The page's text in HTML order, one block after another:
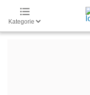
Kategorie